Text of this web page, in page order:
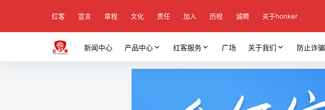
红客 宣言 章程 文化 责任 加入 历程 诚聘 关于honker
新闻中心 产品中心 红客服务 广场 关于我们 防止诈骗